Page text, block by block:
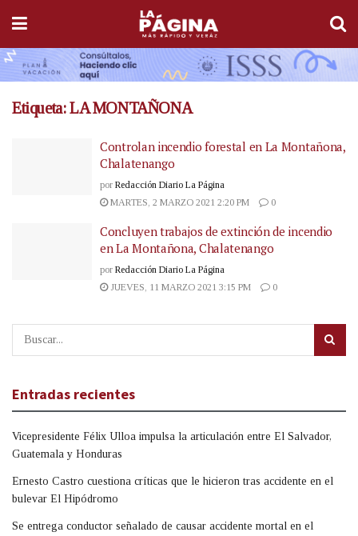
Etiqueta:LA MONTAÑONA
Controlan incendio forestal en La Montañona,
Chalatenango
por Redacción Diario La Página
MARTES, 2 MARZO 2021 2:20 PM
0
Concluyen trabajos de extinción de incendio
en La Montañona, Chalatenango
por Redacción Diario La Página
JUEVES, 11 MARZO 2021 3:15 PM
0
Entradas recientes
Vicepresidente Félix Ulloa impulsa la articulación entre El Salvador,
Guatemala y Honduras
Ernesto Castro cuestiona críticas que le hicieron tras accidente en el
bulevar El Hipódromo
Se entrega conductor señalado de causar accidente mortal en el